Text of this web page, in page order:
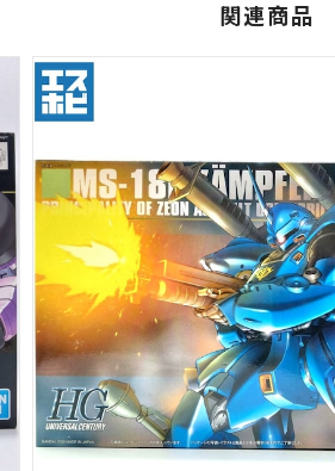
関連商品